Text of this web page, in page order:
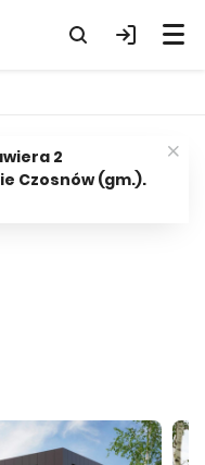
2
Czosnów (gm.).